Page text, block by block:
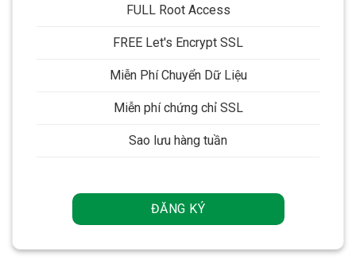
FULL Root Access
FREE Let's Encrypt SSL
Miễn Phí Chuyển Dữ Liệu
Miễn phí chứng chỉ SSL
Sao lưu hàng tuần
ĐĂNG KÝ